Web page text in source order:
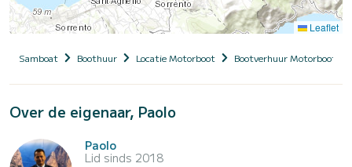
Leaflet
Samboat Boothuur Locatie Motorboot Bootverhuur Motorboot
Over de eigenaar, Paolo
Paolo
Lid sinds 2018